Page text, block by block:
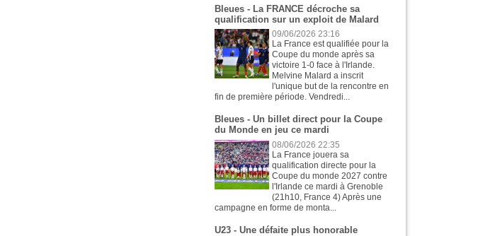
Bleues - La FRANCE décroche sa
qualification sur un exploit de Malard
09/06/2026 23:16
La France est qualifiée pour la
Coupe du monde après sa
victoire 1-0 face à l'Irlande.
Melvine Malard a inscrit
l'unique but de la rencontre en
fin de première période. Vendredi...
Bleues - Un billet direct pour la Coupe
du Monde en jeu ce mardi
08/06/2026 22:35
La France jouera sa
qualification directe pour la
Coupe du monde 2027 contre
l'Irlande ce mardi à Grenoble
(21h10, France 4) Après une
campagne en forme de monta...
U23 - Une défaite plus honorable